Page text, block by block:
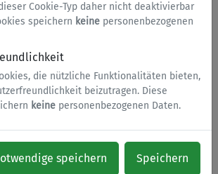
Cookie-Typ daher nicht deaktivierbar
speichern keine personenbezogenen
die nützliche Funktionalitäten bieten,
beizutragen. Diese
keine personenbezogenen Daten.
speichern Speichern
& Kultur
Musikschule
ihr Kind zur Musikschule Netphen